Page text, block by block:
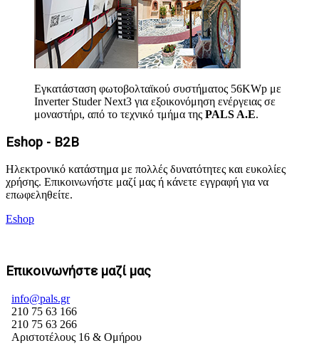
Εγκατάσταση φωτοβολταϊκού συστήματος 56KWp με
Inverter Studer Next3 για εξοικονόμηση ενέργειας σε
μοναστήρι, από το τεχνικό τμήμα της PALS A.E.
Eshop - B2B
Ηλεκτρονικό κατάστημα με πολλές δυνατότητες και ευκολίες
χρήσης. Επικοινωνήστε μαζί μας ή κάνετε εγγραφή για να
επωφεληθείτε.
Eshop
Επικοινωνήστε μαζί μας
info@pals.gr
210 75 63 166
210 75 63 266
Αριστοτέλους 16 & Ομήρου